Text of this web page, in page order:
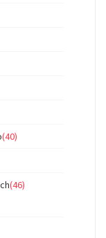
(40)
(46)